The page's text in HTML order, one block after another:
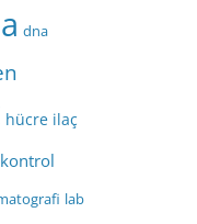
dna
hücre ilaç
lab